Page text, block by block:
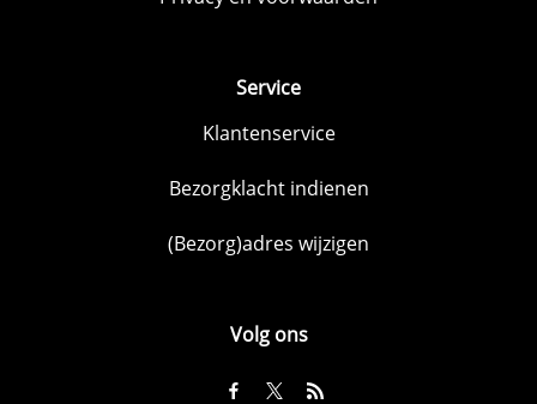
Service
Klantenservice
Bezorgklacht indienen
(Bezorg)adres wijzigen
Volg ons